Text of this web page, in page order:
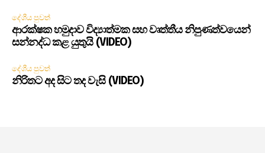
දේශීය පුවත්
ආරක්ෂක හමුදාව විද්‍යාත්මක සහ වෘත්තීය නිපුණත්වයෙන්
සන්නද්ධ කළ යුතුයි (VIDEO)
දේශීය පුවත්
නිරිතට අද සිට තද වැසි (VIDEO)